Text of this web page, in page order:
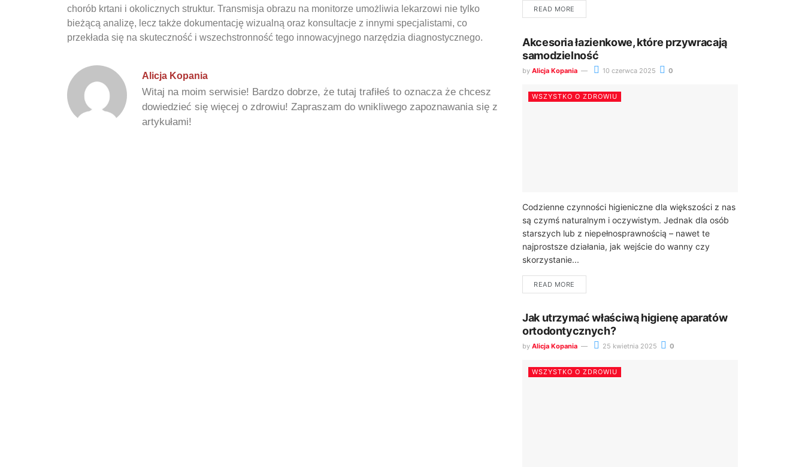
chorób krtani i okolicznych struktur. Transmisja obrazu na monitorze umożliwia lekarzowi nie tylko
bieżącą analizę, lecz także dokumentację wizualną oraz konsultacje z innymi specjalistami, co
przekłada się na skuteczność i wszechstronność tego innowacyjnego narzędzia diagnostycznego.
Alicja Kopania
Witaj na moim serwisie! Bardzo dobrze, że tutaj trafiłeś to oznacza że chcesz
dowiedzieć się więcej o zdrowiu! Zapraszam do wnikliwego zapoznawania się z
artykułami!
READ MORE
Akcesoria łazienkowe, które przywracają
samodzielność
by Alicja Kopania 10 czerwca 2025 0
WSZYSTKO O ZDROWIU
Codzienne czynności higieniczne dla większości z nas
są czymś naturalnym i oczywistym. Jednak dla osób
starszych lub z niepełnosprawnością – nawet te
najprostsze działania, jak wejście do wanny czy
skorzystanie...
READ MORE
Jak utrzymać właściwą higienę aparatów
ortodontycznych?
by Alicja Kopania 25 kwietnia 2025 0
WSZYSTKO O ZDROWIU